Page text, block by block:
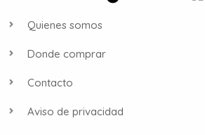
Quienes somos
Donde comprar
Contacto
Aviso de privacidad